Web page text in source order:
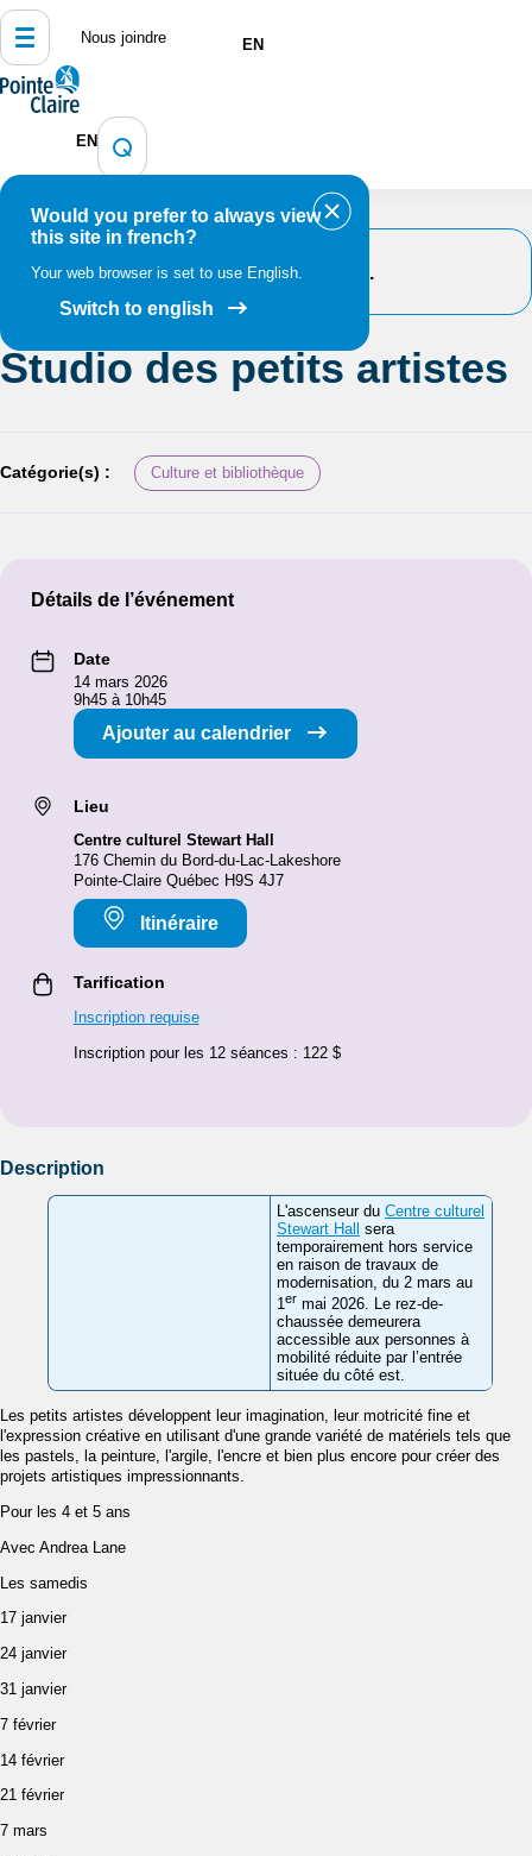
Nous joindre EN
EN
Would you prefer to always view
this site in french?
Your web browser is set to use English.
Switch to english
Programmation et inscription
activités
Studio des petits artistes
Cet événement est passé.
Studio des petits artistes
Catégorie(s) : Culture et bibliothèque
Détails de l’événement
Date
14 mars 2026
9h45 à 10h45
Ajouter au calendrier
Lieu
Centre culturel Stewart Hall
176 Chemin du Bord-du-Lac-Lakeshore
Pointe-Claire Québec H9S 4J7
Itinéraire
Tarification
Inscription requise
Inscription pour les 12 séances : 122 $
Description
L'ascenseur du Centre culturel
Stewart Hall sera
temporairement hors service
en raison de travaux de
modernisation, du 2 mars au
1 er mai 2026. Le rez-de-
chaussée demeurera
accessible aux personnes à
mobilité réduite par l’entrée
située du côté est.
Les petits artistes développent leur imagination, leur motricité fine et
l'expression créative en utilisant d'une grande variété de matériels tels que
les pastels, la peinture, l'argile, l'encre et bien plus encore pour créer des
projets artistiques impressionnants.
Pour les 4 et 5 ans
Avec Andrea Lane
Les samedis
17 janvier
24 janvier
31 janvier
7 février
14 février
21 février
7 mars